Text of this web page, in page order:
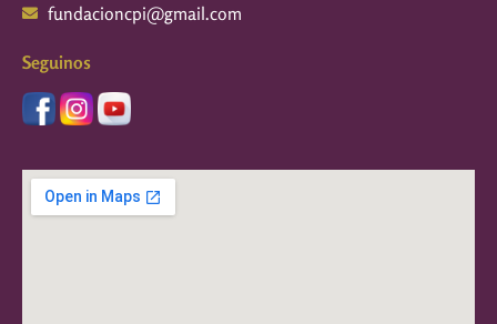
fundacioncpi@gmail.com
Seguinos